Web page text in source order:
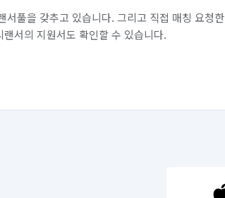
서풀을 갖추고 있습니다. 그리고 직접 매칭 요청한
서의 지원서도 확인할 수 있습니다.